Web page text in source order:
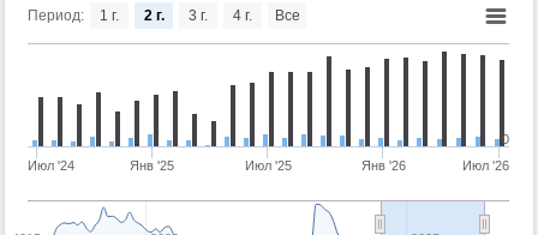
Период:
Июл '24 Янв '25 Июл '25 Янв '26 Июл '26
0
1 г. 2 г. 3 г. 4 г. Все